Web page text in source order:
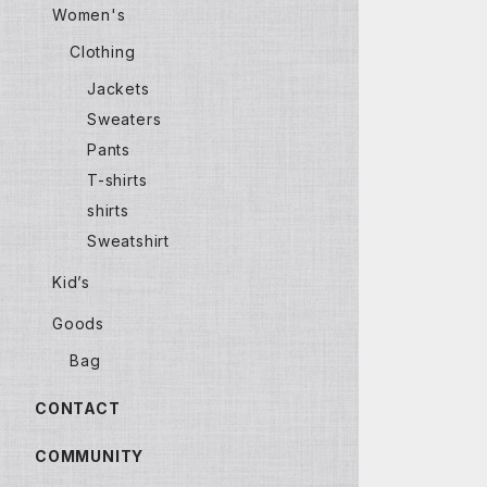
Women's
Clothing
Jackets
Sweaters
Pants
T-shirts
shirts
Sweatshirt
Kid’s
Goods
Bag
CONTACT
COMMUNITY